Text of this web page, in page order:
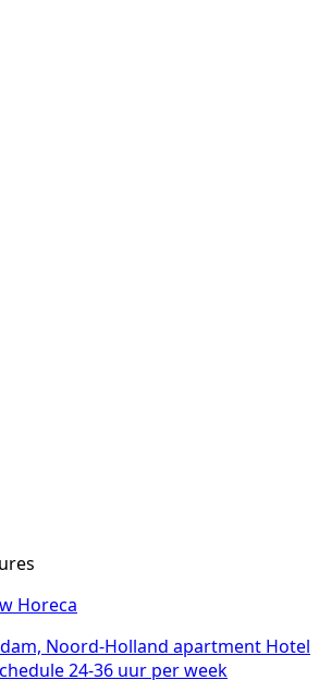
Horeca
Noord-Holland apartment Hotel
24-36 uur per week